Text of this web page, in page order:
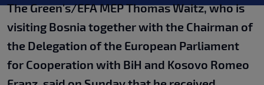
The Green's/EFA MEP Thomas Waitz, who is
visiting Bosnia together with the Chairman of
the Delegation of the European Parliament
for Cooperation with BiH and Kosovo Romeo